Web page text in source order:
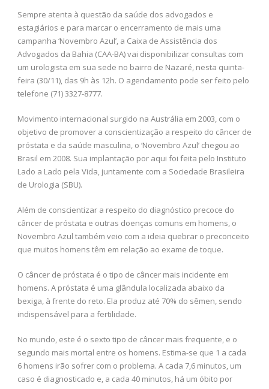
Sempre atenta à questão da saúde dos advogados e
estagiários e para marcar o encerramento de mais uma
campanha ‘Novembro Azul’, a Caixa de Assistência dos
Advogados da Bahia (CAA-BA) vai disponibilizar consultas com
um urologista em sua sede no bairro de Nazaré, nesta quinta-
feira (30/11), das 9h às 12h. O agendamento pode ser feito pelo
telefone (71) 3327-8777.
Movimento internacional surgido na Austrália em 2003, com o
objetivo de promover a conscientização a respeito do câncer de
próstata e da saúde masculina, o ‘Novembro Azul’ chegou ao
Brasil em 2008. Sua implantação por aqui foi feita pelo Instituto
Lado a Lado pela Vida, juntamente com a Sociedade Brasileira
de Urologia (SBU).
Além de conscientizar a respeito do diagnóstico precoce do
câncer de próstata e outras doenças comuns em homens, o
Novembro Azul também veio com a ideia quebrar o preconceito
que muitos homens têm em relação ao exame de toque.
O câncer de próstata é o tipo de câncer mais incidente em
homens. A próstata é uma glândula localizada abaixo da
bexiga, à frente do reto. Ela produz até 70% do sêmen, sendo
indispensável para a fertilidade.
No mundo, este é o sexto tipo de câncer mais frequente, e o
segundo mais mortal entre os homens. Estima-se que 1 a cada
6 homens irão sofrer com o problema. A cada 7,6 minutos, um
caso é diagnosticado e, a cada 40 minutos, há um óbito por